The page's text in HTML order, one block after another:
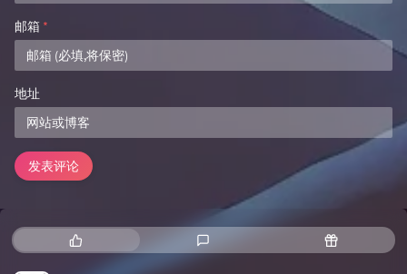
邮箱 *
地址
发表评论
热门文章 随机文章